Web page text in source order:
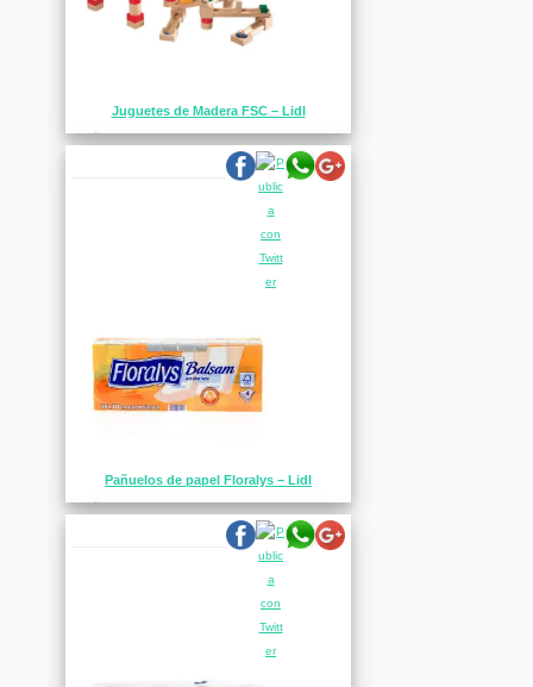
Juguetes de Madera FSC – Lidl
Pañuelos de papel Floralys – Lidl